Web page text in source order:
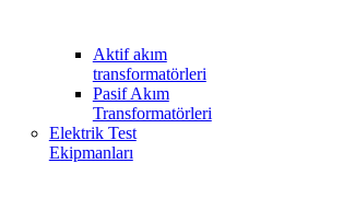
Aktif akım
transformatörleri
Pasif Akım
Transformatörleri
Elektrik Test
Ekipmanları